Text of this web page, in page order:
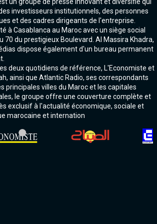
investisseurs institutionnels, des personnes
et des cadres dirigeants de l'entreprise.
à Casablanca au Maroc avec un siège social
70 du prestigieux Boulevard. Al Massira Khadra,
dispose également d'un bureau permanent
deux quotidiens de référence, L'Economiste et
ainsi que Atlantic Radio, ses correspondants
principales villes du Maroc et les capitales
le groupe offre une couverture complète et
exclusif à l'actualité économique, sociale et
marocaine et internation